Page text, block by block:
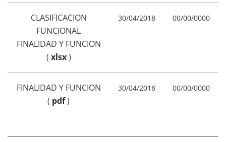
CLASIFICACION
FUNCIONAL
FINALIDAD Y FUNCION
( xlsx )
30/04/2018 00/00/0000
FINALIDAD Y FUNCION
( pdf)
30/04/2018 00/00/0000